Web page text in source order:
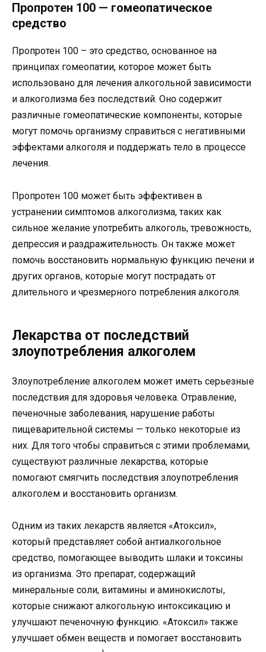
Пропротен 100 — гомеопатическое
средство
Пропротен 100 – это средство, основанное на
принципах гомеопатии, которое может быть
использовано для лечения алкогольной зависимости
и алкоголизма без последствий. Оно содержит
различные гомеопатические компоненты, которые
могут помочь организму справиться с негативными
эффектами алкоголя и поддержать тело в процессе
лечения.
Пропротен 100 может быть эффективен в
устранении симптомов алкоголизма, таких как
сильное желание употребить алкоголь, тревожность,
депрессия и раздражительность. Он также может
помочь восстановить нормальную функцию печени и
других органов, которые могут пострадать от
длительного и чрезмерного потребления алкоголя.
Лекарства от последствий
злоупотребления алкоголем
Злоупотребление алкоголем может иметь серьезные
последствия для здоровья человека. Отравление,
печеночные заболевания, нарушение работы
пищеварительной системы — только некоторые из
них. Для того чтобы справиться с этими проблемами,
существуют различные лекарства, которые
помогают смягчить последствия злоупотребления
алкоголем и восстановить организм.
Одним из таких лекарств является «Атоксил»,
который представляет собой антиалкогольное
средство, помогающее выводить шлаки и токсины
из организма. Это препарат, содержащий
минеральные соли, витамины и аминокислоты,
которые снижают алкогольную интоксикацию и
улучшают печеночную функцию. «Атоксил» также
улучшает обмен веществ и помогает восстановить